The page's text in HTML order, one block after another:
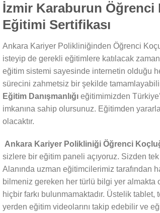
İzmir Karaburun Öğrenci
Eğitimi Sertifikası
Ankara Kariyer Polikliniğinden Öğrenci
isteyip de gerekli eğitimlere katılacak
eğitim sistemi sayesinde internetin olduğu
sürecini zahmetsiz bir şekilde
Eğitim Danışmanlığı eğitimimizden
imkanına sahip olursunuz. Eğitimden
olacaktır.
Ankara Kariyer Polikliniği Öğrenci
sizlere bir eğitim paneli açıyoruz. Sizden
Alanında uzman eğitimcilerimiz tarafından
bilmeniz gereken her türlü bilgi yer almakta
hiçbir farkı bulunmamaktadır. Üstelik
yerden eğitim videolarını takip edebilir ve